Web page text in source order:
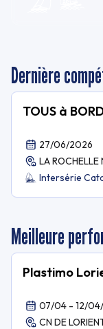
Dernière
TOUS à
27/06/2026
LA ROCHELLE
Intersérie
Meilleure
Plastimo
07/04 - 12/
CN DE